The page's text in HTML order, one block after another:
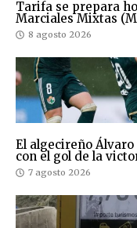
Tarifa se prepara
Marciales Mixtas
8 agosto 2026
El algecireño
con el gol de la
7 agosto 2026